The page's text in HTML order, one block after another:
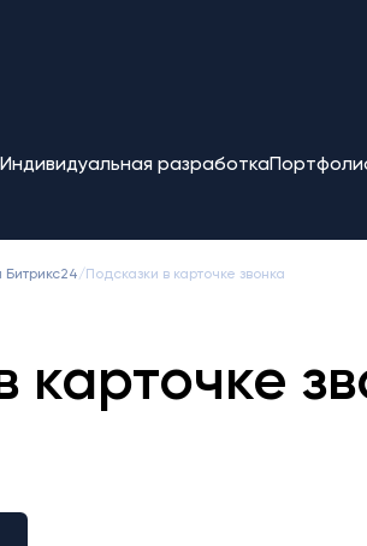
Индивидуальная разработка
Битрикс24/ Подсказки в карточке звонка
карточке